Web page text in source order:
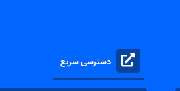
دسترسی سریع